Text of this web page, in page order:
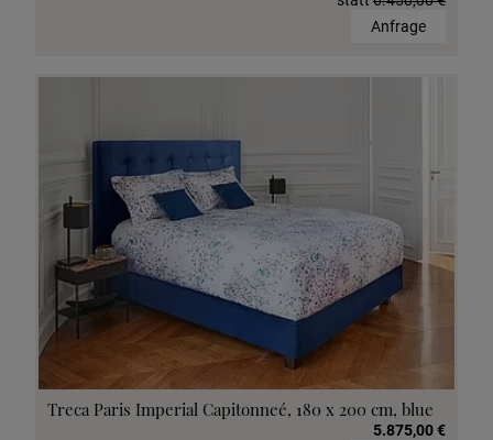
Anfrage
Treca Paris Imperial Capitonneé, 180 x 200 cm, blue
5.875,00 €